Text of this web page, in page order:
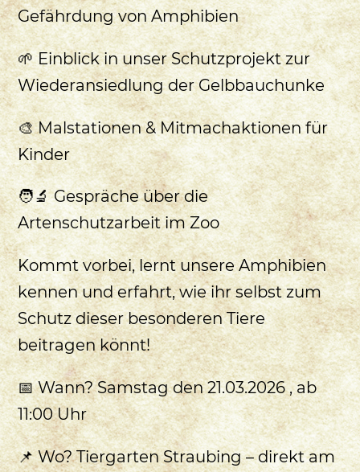
Gefährdung von Amphibien
🌱 Einblick in unser Schutzprojekt zur
Wiederansiedlung der Gelbbauchunke
🎨 Malstationen & Mitmachaktionen für
Kinder
🧑‍🔬 Gespräche über die
Artenschutzarbeit im Zoo
Kommt vorbei, lernt unsere Amphibien
kennen und erfahrt, wie ihr selbst zum
Schutz dieser besonderen Tiere
beitragen könnt!
📅 Wann? Samstag den 21.03.2026 , ab
11:00 Uhr
📌 Wo? Tiergarten Straubing – direkt am